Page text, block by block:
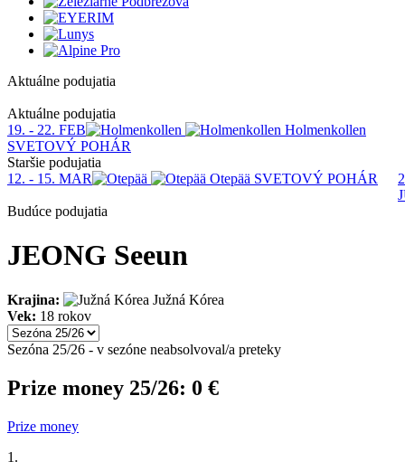
Aktuálne podujatia
Aktuálne podujatia
19. - 22. FEB
Holmenkollen
SVETOVÝ POHÁR
Staršie podujatia
12. - 15. MAR
Otepää SVETOVÝ POHÁR
Budúce podujatia
JEONG Seeun
Krajina:
Južná Kórea
Vek: 18 rokov
Sezóna 25/26 - v sezóne neabsolvoval/a preteky
Prize money 25/26: 0 €
Prize money
1.